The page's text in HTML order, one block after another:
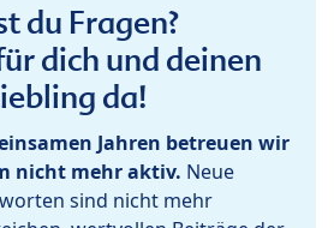
du Fragen?
dich und deinen
da!
Jahren betreuen wir
nicht mehr aktiv. Neue
sind nicht mehr